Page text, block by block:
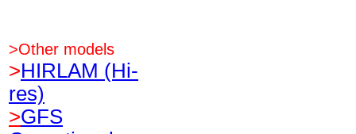
>Other models
>HIRLAM (Hi-
res)
>GFS